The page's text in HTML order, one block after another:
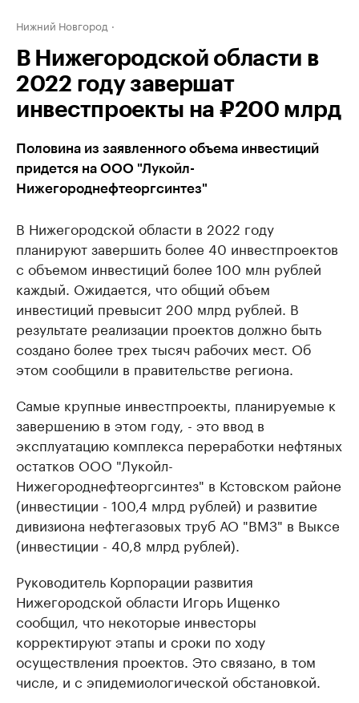
Нижний Новгород
В Нижегородской области в
2022 году завершат
инвестпроекты на ₽200 млрд
Половина из заявленного объема инвестиций
придется на ООО "Лукойл-
Нижегороднефтеоргсинтез"
В Нижегородской области в 2022 году
планируют завершить более 40 инвестпроектов
с объемом инвестиций более 100 млн рублей
каждый. Ожидается, что общий объем
инвестиций превысит 200 млрд рублей. В
результате реализации проектов должно быть
создано более трех тысяч рабочих мест. Об
этом сообщили в правительстве региона.
Самые крупные инвестпроекты, планируемые к
завершению в этом году, - это ввод в
эксплуатацию комплекса переработки нефтяных
остатков ООО "Лукойл-
Нижегороднефтеоргсинтез" в Кстовском районе
(инвестиции - 100,4 млрд рублей) и развитие
дивизиона нефтегазовых труб АО "ВМЗ" в Выксе
(инвестиции - 40,8 млрд рублей).
Руководитель Корпорации развития
Нижегородской области Игорь Ищенко
сообщил, что некоторые инвесторы
корректируют этапы и сроки по ходу
осуществления проектов. Это связано, в том
числе, и с эпидемиологической обстановкой.